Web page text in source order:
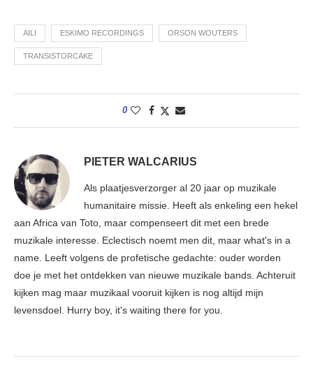
AILI ESKIMO RECORDINGS ORSON WOUTERS
TRANSISTORCAKE
0
PIETER WALCARIUS
Als plaatjesverzorger al 20 jaar op muzikale
humanitaire missie. Heeft als enkeling een hekel
aan Africa van Toto, maar compenseert dit met een brede
muzikale interesse. Eclectisch noemt men dit, maar what's in a
name. Leeft volgens de profetische gedachte: ouder worden
doe je met het ontdekken van nieuwe muzikale bands. Achteruit
kijken mag maar muzikaal vooruit kijken is nog altijd mijn
levensdoel. Hurry boy, it's waiting there for you.